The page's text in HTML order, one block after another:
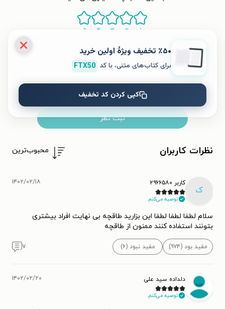
۱ ۲ ۳ ۴ ۵
ثبت نظر
نظرات کاربران محبوب‌ترین
ک
کاربر ۲۹۶۶۵۸۰
توصیه می‌کنم.
۱۴۰۲/۰۲/۱۸
سلام لطفا لطفا لطفا این بزارید طاقچه بی نهایت افراد بیشتری
بتونند استفاده کنند ممنون از طاقچه
مفید بود (۹۷۴) مفید نبود (۶) ۷
دلداده سید علی
توصیه می‌کنم.
۱۴۰۲/۰۲/۲۰
٪۵۰ تخفیف ویژۀ اولین خرید
برای کتاب‌های متنی، با کد FTX50
کپی کردن کد تخفیف